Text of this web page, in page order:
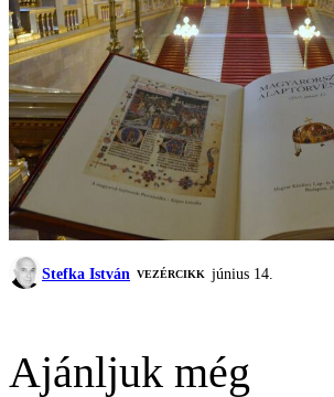
Stefka István VEZÉRCIKK június 14.
Ajánljuk még